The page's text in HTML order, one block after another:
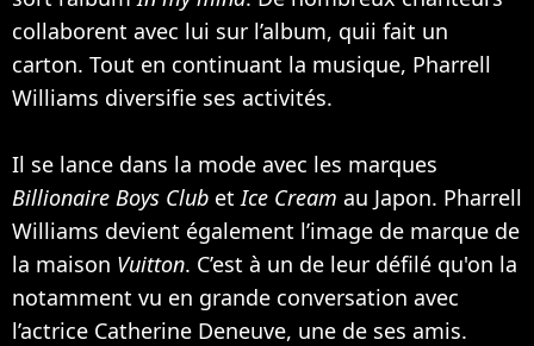
collaborent avec lui sur l’album, quii fait un
carton. Tout en continuant la musique, Pharrell
Williams diversifie ses activités.
Il se lance dans la mode avec les marques
Billionaire Boys Club etIce Cream au Japon. Pharrell
Williams devient également l’image de marque de
la maison Vuitton. C’est à un de leur défilé qu'on la
notamment vu en grande conversation avec
l’actrice Catherine Deneuve, une de ses amis.